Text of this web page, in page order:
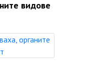
видове